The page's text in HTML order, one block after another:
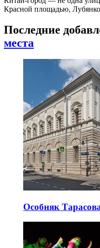
Красной площадью,
Последние
места
Особняк